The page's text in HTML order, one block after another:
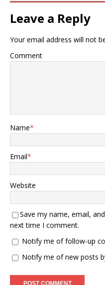
Leave a Reply
Your email address will not
Comment
Name*
Email*
Website
Save my name, email,
next time I comment.
Notify me of follow-up
Notify me of new posts